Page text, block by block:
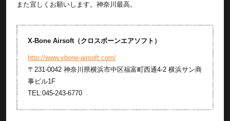
また宜しくお願いします。神奈川最高。
X-Bone Airsoft（クロスボーンエアソフト）
http://www.xbone-airsoft.com/
〒231-0042 神奈川県横浜市中区福富町西通4-2 横浜サン商
事ビル1F
TEL:045-243-6770